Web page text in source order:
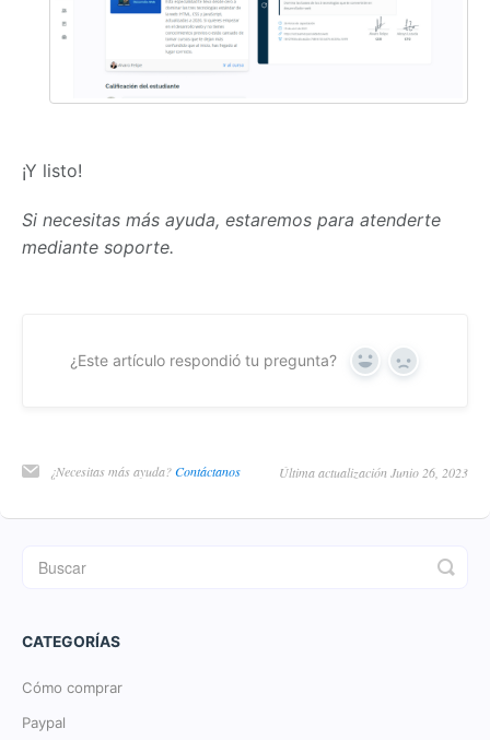
¡Y listo!
Si necesitas más ayuda, estaremos para atenderte
mediante soporte.
¿Este artículo respondió tu pregunta? Yes No
¿Necesitas más ayuda?Contáctanos Última actualización Junio 26, 2023
CATEGORÍAS
Cómo comprar
Paypal